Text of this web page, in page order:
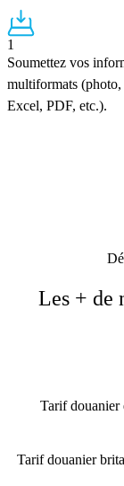
1
Soumettez vos
multiformats
Excel, PDF, etc.).
Les + de
Tarif douanier
Tarif douanier